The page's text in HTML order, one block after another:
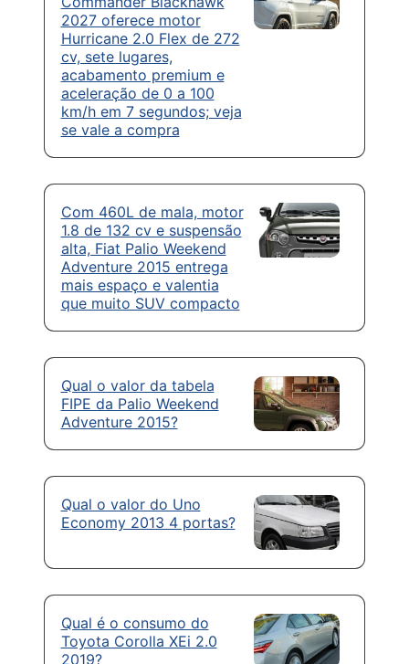
2027 oferece motor
Hurricane 2.0 Flex de 272
cv, sete lugares,
acabamento premium e
aceleração de 0 a 100
km/h em 7 segundos; veja
se vale a compra
Com 460L de mala, motor
1.8 de 132 cv e suspensão
alta, Fiat Palio Weekend
Adventure 2015 entrega
mais espaço e valentia
que muito SUV compacto
Qual o valor da tabela
FIPE da Palio Weekend
Adventure 2015?
Qual o valor do Uno
Economy 2013 4 portas?
Qual é o consumo do
Toyota Corolla XEi 2.0
2019?